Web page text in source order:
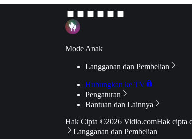
Mode Anak
Langganan dan Pembelian
Hubungkan ke TV
Pengaturan
Bantuan dan Lainnya
Hak Cipta ©2026 Vidio.comHak cipta
Langganan dan Pembelian